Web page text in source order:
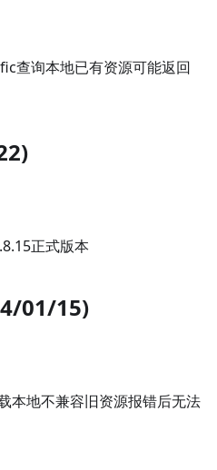
查询本地已有资源可能返回
正式版本
01/15)
本地不兼容旧资源报错后无法